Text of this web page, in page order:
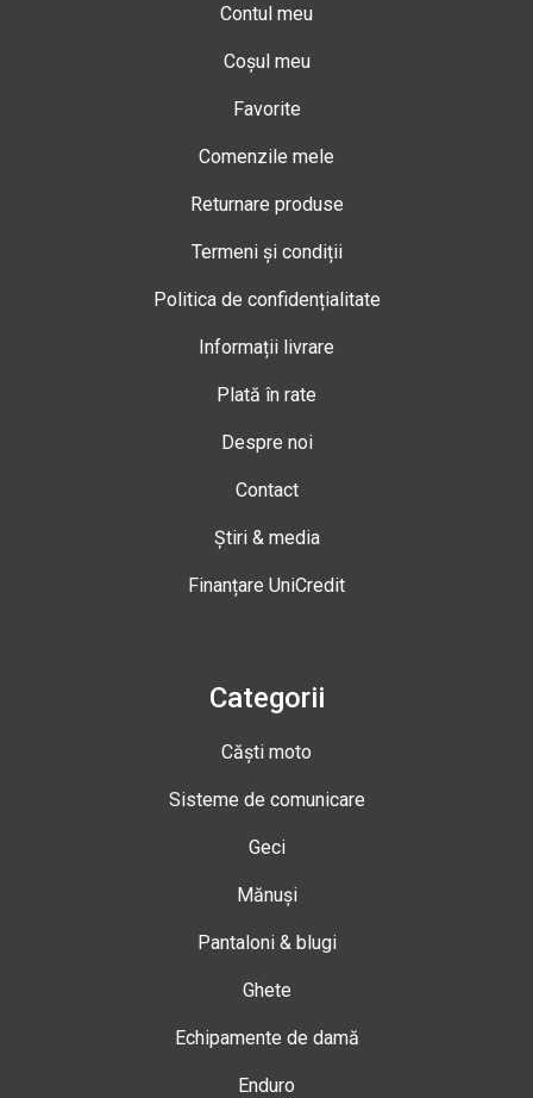
Contul meu
Coșul meu
Favorite
Comenzile mele
Returnare produse
Termeni și condiții
Politica de confidențialitate
Informații livrare
Plată în rate
Despre noi
Contact
Știri & media
Finanțare UniCredit
Categorii
Căști moto
Sisteme de comunicare
Geci
Mănuși
Pantaloni & blugi
Ghete
Echipamente de damă
Enduro